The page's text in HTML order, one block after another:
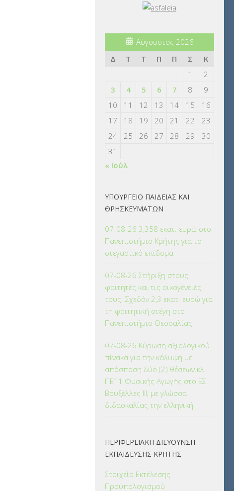
Αύγουστος 2026
Δ
Τ Τ Π Π Σ
Κ
1
2
3
4 5 6 7 8
9
10
11 12 13 14 15
16
17
18 19 20 21 22
23
24
25 26 27 28 29
30
31
« Ιούλ
ΥΠΟΥΡΓΕΙΟ ΠΑΙΔΕΙΑΣ ΚΑΙ
ΘΡΗΣΚΕΥΜΑΤΩΝ
07-08-26 3,358 εκατ. ευρώ στο
Πανεπιστήμιο Κρήτης για το
στεγαστικό επίδομα
07-08-26 Στήριξη στους
φοιτητές και τις οικογένειές
τους: Σχεδόν 2,3 εκατ. ευρώ για
τη φοιτητική στέγη στο
Πανεπιστήμιο Θεσσαλίας
07-08-26 Κύρωση αξιολογικού
πίνακα για την κάλυψη με
απόσπαση δύο (2) θέσεων κλ.
ΠΕ11 Φυσικής Αγωγής στο ΕΣ
Βρυξέλλες ΙΙΙ, με γλώσσα
διδασκαλίας την ελληνική
ΠΕΡΙΦΕΡΕΙΑΚΗ ΔΙΕΥΘΥΝΣΗ
ΕΚΠΑΙΔΕΥΣΗΣ ΚΡΗΤΗΣ
Στοιχεία Εκτέλεσης
Προϋπολογισμού